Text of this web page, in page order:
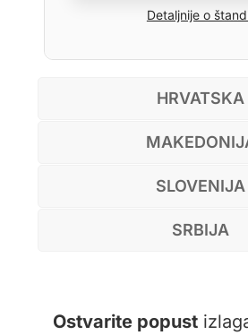
Detaljnije o
HRVATSKA
SLOVENIJA
SRBIJA
Ostvarite popust